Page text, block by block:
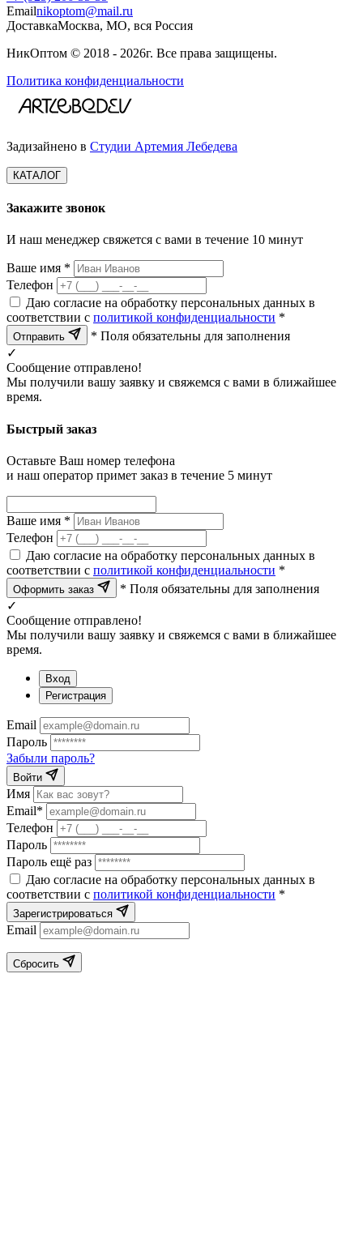
Emailnikoptom@mail.ru
ДоставкаМосква, МО, вся Россия
НикОптом © 2018 - 2026г. Все права защищены.
Политика конфиденциальности
Задизайнено в Студии Артемия Лебедева
КАТАЛОГ
Закажите звонок
И наш менеджер свяжется с вами в течение 10 минут
Ваше имя *
Телефон
Даю согласие на обработку персональных данных в
соответствии с политикой конфиденциальности *
Отправить
* Поля обязательны для заполнения
✓
Сообщение отправлено!
Мы получили вашу заявку и свяжемся с вами в ближайшее
время.
Быстрый заказ
Оставьте Ваш номер телефона
и наш оператор примет заказ в течение 5 минут
Ваше имя *
Телефон
Даю согласие на обработку персональных данных в
соответствии с политикой конфиденциальности *
Оформить заказ
* Поля обязательны для заполнения
✓
Сообщение отправлено!
Мы получили вашу заявку и свяжемся с вами в ближайшее
время.
Вход
Регистрация
Email
Пароль
Забыли пароль?
Войти
Имя
Email*
Телефон
Пароль
Пароль ещё раз
Даю согласие на обработку персональных данных в
соответствии с политикой конфиденциальности *
Зарегистрироваться
Email
Сбросить